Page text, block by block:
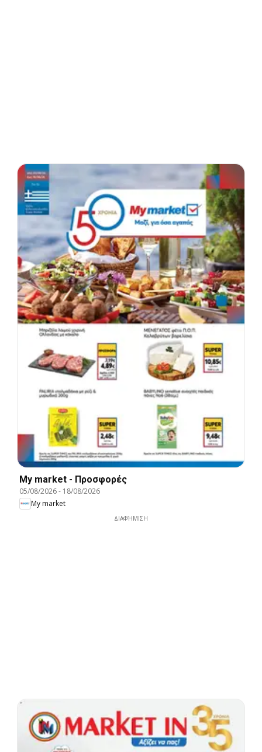
My market - Προσφορές
05/08/2026- 18/08/2026
My market
ΔΙΑΦΉΜΙΣΗ